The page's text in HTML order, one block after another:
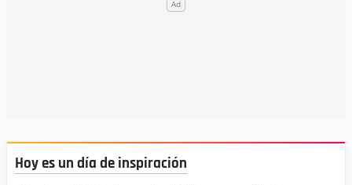
Hoy es un día de inspiración